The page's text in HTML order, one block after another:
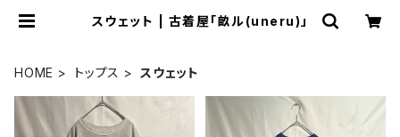
スウェット | 古着屋「畝ル(uneru)」
HOME トップス スウェット